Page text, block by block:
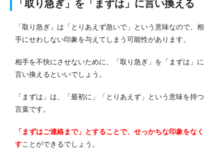
「取り急ぎ」を「まずは」に言い換える
「取り急ぎ」は「とりあえず急いで」という意味なので、相
手にせわしない印象を与えてしまう可能性があります。
相手を不快にさせないために、「取り急ぎ」を「まずは」に
言い換えるといいでしょう。
「まずは」は、「最初に」「とりあえず」という意味を持つ
言葉です。
「まずはご連絡まで」とすることで、せっかちな印象をなく
すことができるでしょう。